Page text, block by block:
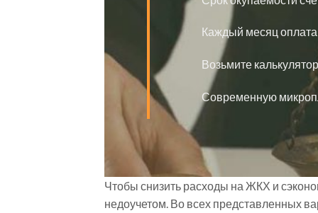
Каждый месяц оплата
Возьмите
Современную
Чтобы снизить расходы на ЖКХ и
недоучетом. Во всех представленных